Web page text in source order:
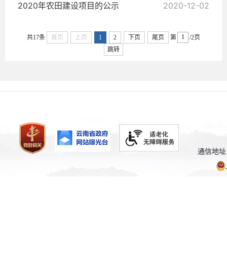
2020年农田建设项目的公示 2020-12-02
共17条 首页 上页 1 2 下页 尾页 第
/2页
跳转
通信地